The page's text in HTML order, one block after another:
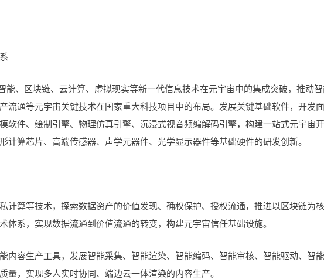
能、区块链、云计算、虚拟现实等新一代信息技术在元宇宙中的集成突破，推动
流通等元宇宙关键技术在国家重大科技项目中的布局。发展关键基础软件，开发
软件、绘制引擎、物理仿真引擎、沉浸式视音频编解码引擎，构建一站式元宇宙
计算芯片、高端传感器、声学元器件、光学显示器件等基础硬件的研发创新。
计算等技术，探索数据资产的价值发现、确权保护、授权流通，推进以区块链为
体系，实现数据流通到价值流通的转变，构建元宇宙信任基础设施。
内容生产工具，发展智能采集、智能渲染、智能编码、智能审核、智能驱动、智
量，实现多人实时协同、端边云一体渲染的内容生产。